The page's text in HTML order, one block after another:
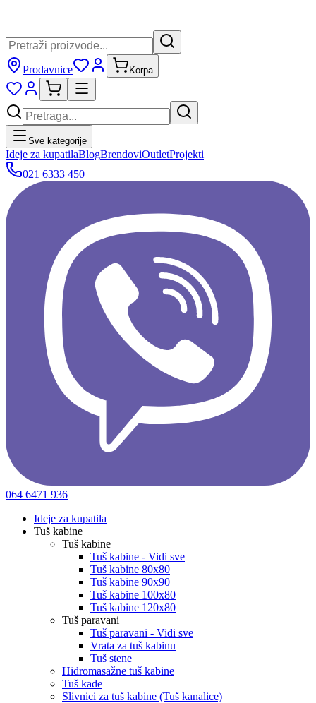
Prodavnice Korpa
Sve kategorije
Ideje za kupatilaBlogBrendoviOutletProjekti
021 6333 450
064 6471 936
Ideje za kupatila
Tuš kabine
Tuš kabine
Tuš kabine - Vidi sve
Tuš kabine 80x80
Tuš kabine 90x90
Tuš kabine 100x80
Tuš kabine 120x80
Tuš paravani
Tuš paravani - Vidi sve
Vrata za tuš kabinu
Tuš stene
Hidromasažne tuš kabine
Tuš kade
Slivnici za tuš kabine (Tuš kanalice)